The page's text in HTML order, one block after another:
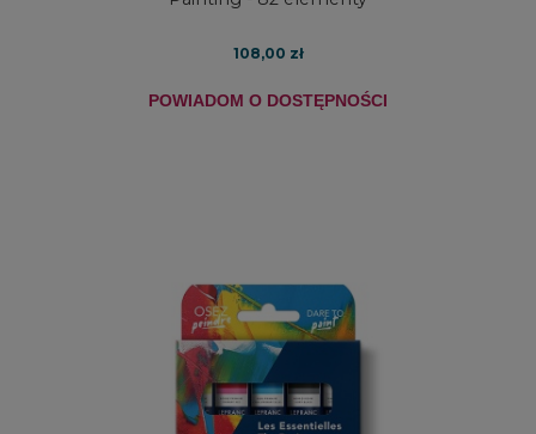
108,00 zł
POWIADOM O DOSTĘPNOŚCI